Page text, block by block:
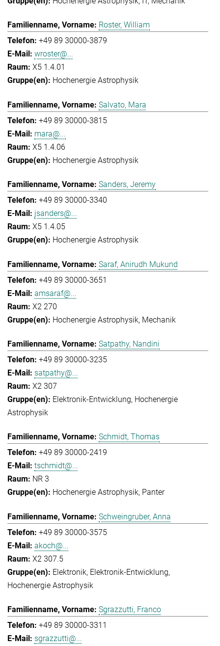
Roster, William
+49 89 30000-3879
wroster@...
X5 1.4.01
Hochenergie Astrophysik
Salvato, Mara
+49 89 30000-3815
mara@...
X5 1.4.06
Hochenergie Astrophysik
Sanders, Jeremy
+49 89 30000-3340
jsanders@...
X5 1.4.05
Hochenergie Astrophysik
Saraf, Anirudh Mukund
+49 89 30000-3651
amsaraf@...
X2 270
Hochenergie Astrophysik Mechanik
Satpathy, Nandini
+49 89 30000-3235
satpathy@...
X2 307
Elektronik-Entwicklung Hochenergie
Astrophysik
Schmidt, Thomas
+49 89 30000-2419
tschmidt@...
NR 3
Hochenergie Astrophysik Panter
Schweingruber, Anna
+49 89 30000-3575
akoch@...
X2 307.5
Elektronik Elektronik-Entwicklung
Hochenergie Astrophysik
Sgrazzutti, Franco
+49 89 30000-3311
sgrazzutti@...